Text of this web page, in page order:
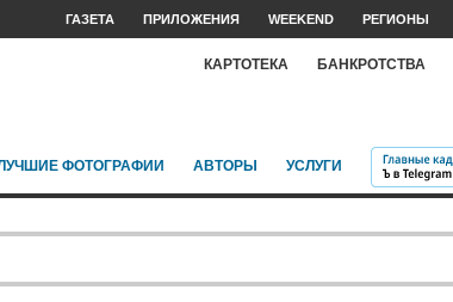
ГАЗЕТА ПРИЛОЖЕНИЯ WEEKEND РЕГИОНЫ
КАРТОТЕКА БАНКРОТСТВА
ФОТОГРАФИИ АВТОРЫ УСЛУГИ